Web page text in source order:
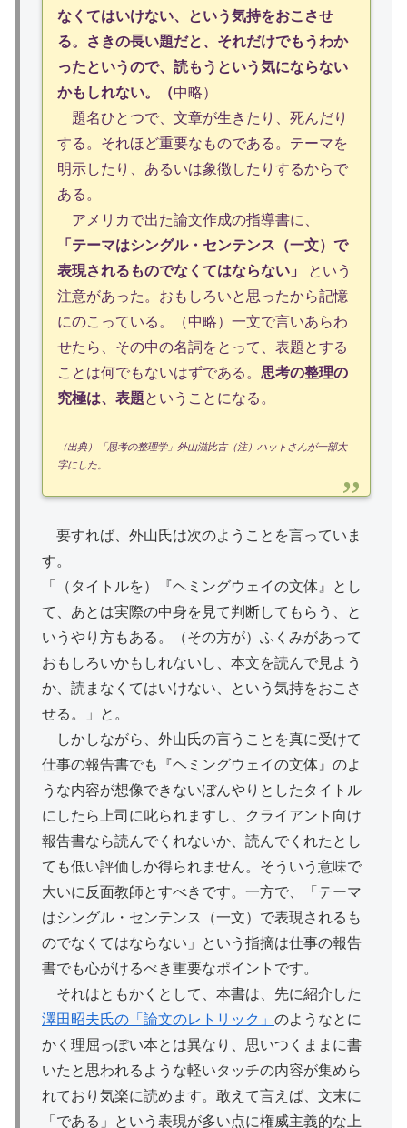
なくてはいけない、という気持をおこさせ
る。さきの長い題だと、それだけでもうわか
ったというので、読もうという気にならない
かもしれない。（中略）
題名ひとつで、文章が生きたり、死んだり
する。それほど重要なものである。テーマを
明示したり、あるいは象徴したりするからで
ある。
アメリカで出た論文作成の指導書に、
「テーマはシングル・センテンス（一文）で
表現されるものでなくてはならない」
という
注意があった。おもしろいと思ったから記憶
にのこっている。（中略）一文で言いあらわ
せたら、その中の名詞をとって、表題とする
ことは何でもないはずである。 思考の整理の
究極は、表題ということになる。
（出典）「思考の整理学」外山滋比古（注）ハットさんが一部太
字にした。
要すれば、外山氏は次のようことを言っていま
す。
「（タイトルを）『ヘミングウェイの文体』とし
て、あとは実際の中身を見て判断してもらう、と
いうやり方もある。（その方が）ふくみがあって
おもしろいかもしれないし、本文を読んで見よう
か、読まなくてはいけない、という気持をおこさ
せる。」と。
しかしながら、外山氏の言うことを真に受けて
仕事の報告書でも『ヘミングウェイの文体』のよ
うな内容が想像できないぼんやりとしたタイトル
にしたら上司に叱られますし、クライアント向け
報告書なら読んでくれないか、読んでくれたとし
ても低い評価しか得られません。そういう意味で
大いに反面教師とすべきです。一方で、「テーマ
はシングル・センテンス（一文）で表現されるも
のでなくてはならない」という指摘は仕事の報告
書でも心がけるべき重要なポイントです。
それはともかくとして、本書は、先に紹介した
澤田昭夫氏の「論文のレトリック」 のようなとに
かく理屈っぽい本とは異なり、思いつくままに書
いたと思われるような軽いタッチの内容が集めら
れており気楽に読めます。敢えて言えば、文末に
「である」という表現が多い点に権威主義的な上